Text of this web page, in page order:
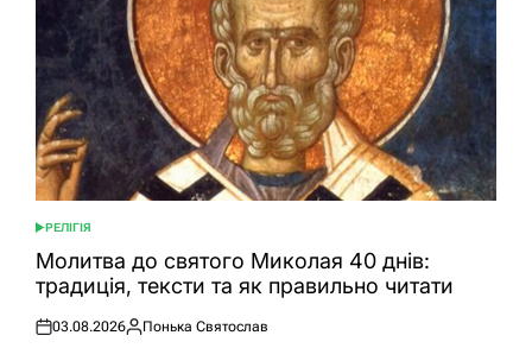
ОПУБЛІКУВАТИ
У
РЕЛІГІЯ
Молитва до святого Миколая 40 днів:
традиція, тексти та як правильно читати
Оприлюднено
03.08.2026
Опубліковано
Понька Святослав